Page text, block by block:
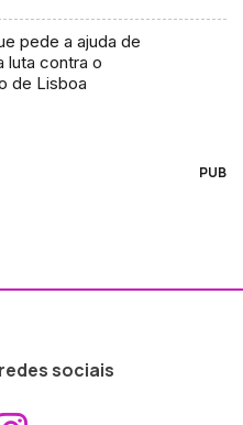
pede a ajuda de
luta contra o
de Lisboa
PUB
sociais